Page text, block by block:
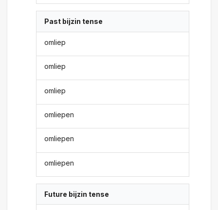
Past bijzin tense
omliep
omliep
omliep
omliepen
omliepen
omliepen
Future bijzin tense